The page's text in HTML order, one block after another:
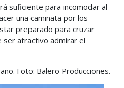
suficiente para incomodar al
una caminata por los
preparado para cruzar
ser atractivo admirar el
Foto: Balero Producciones.